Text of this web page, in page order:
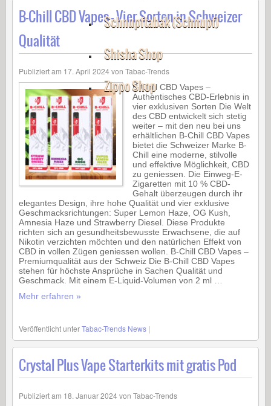
Schnupftabak (Schnupf)
Shisha Shop
Zippo Shop
B-Chill CBD Vapes – Vier Sorten in Schweizer
Qualität
Publiziert am 17. April 2024von Tabac-Trends
B-Chill CBD Vapes –
Authentisches CBD-Erlebnis in
vier exklusiven Sorten Die Welt
des CBD entwickelt sich stetig
weiter – mit den neu bei uns
erhältlichen B-Chill CBD Vapes
bietet die Schweizer Marke B-
Chill eine moderne, stilvolle
und effektive Möglichkeit, CBD
zu geniessen. Die Einweg-E-
Zigaretten mit 10 % CBD-
Gehalt überzeugen durch ihr
elegantes Design, ihre hohe Qualität und vier exklusive
Geschmacksrichtungen: Super Lemon Haze, OG Kush,
Amnesia Haze und Strawberry Diesel. Diese Produkte
richten sich an gesundheitsbewusste Erwachsene, die auf
Nikotin verzichten möchten und den natürlichen Effekt von
CBD in vollen Zügen geniessen wollen. B-Chill CBD Vapes –
Premiumqualität aus der Schweiz Die B-Chill CBD Vapes
stehen für höchste Ansprüche in Sachen Qualität und
Geschmack. Mit einem E-Liquid-Volumen von 2 ml …
Mehr erfahren »
Veröffentlicht unterTabac-Trends News |
Crystal Plus Vape Starterkits mit gratis Pod
Publiziert am 18. Januar 2024von Tabac-Trends